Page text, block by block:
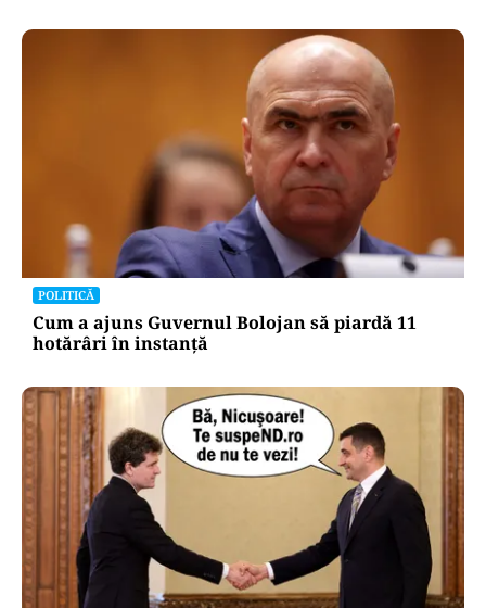
POLITICĂ
Cum a ajuns Guvernul Bolojan să piardă 11
hotărâri în instanță